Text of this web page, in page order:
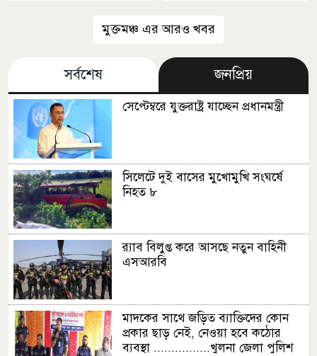
মুক্তমঞ্চ এর আরও খবর
সর্বশেষ জনপ্রিয়
সেপ্টেম্বরে যুক্তরাষ্ট্র যাচ্ছেন প্রধানমন্ত্রী
সিলেটে দুই বাসের মুখোমুখি সংঘর্ষে
নিহত ৮
র‍্যাব বিলুপ্ত করে আসছে নতুন বাহিনী
এসআরবি
মাদকের সাথে জড়িত ব্যাক্তিদের কোন
প্রকার ছাড় নেই, নেওয়া হবে কঠোর
ব্যবস্থা ................খুলনা জেলা পুলিশ